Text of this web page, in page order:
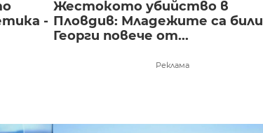
-
Жестокото убийство в
Пловдив: Младежите са били
Георги повече от...
Реклама